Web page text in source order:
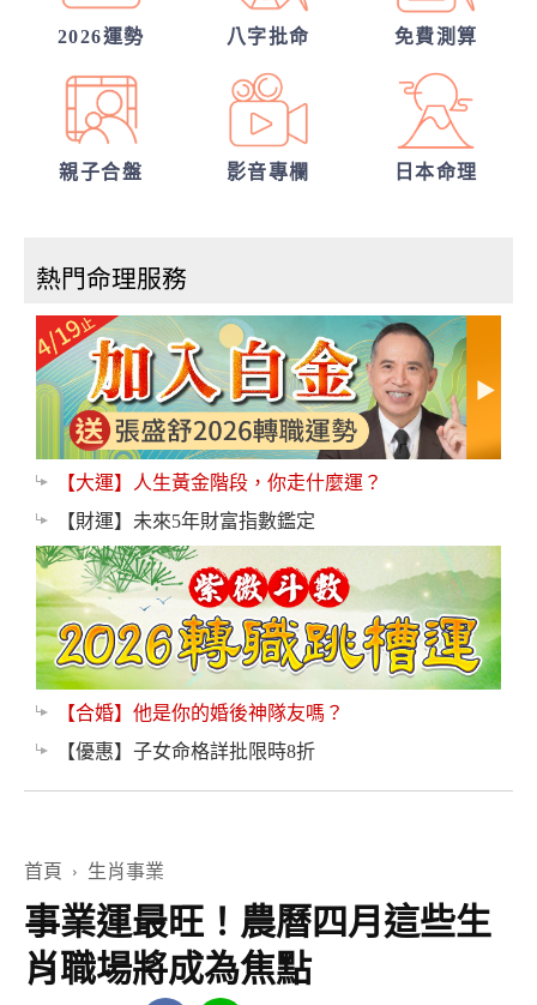
嗎？
2026運勢
八字批命 免費測算
親子合盤 影音專欄 日本命理
熱門命理服務
【大運】人生黃金階段，你走什麼運？
【財運】未來5年財富指數鑑定
【合婚】他是你的婚後神隊友嗎？
【優惠】子女命格詳批限時8折